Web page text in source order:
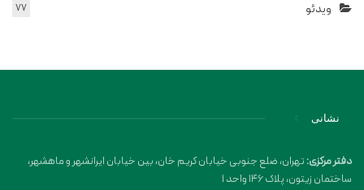
ویدئو 77
نشانی
دفتر مرکزی:تهران، ضلع جنوبی خیابان کریم خان، بین خیابان ایرانشهر و ماهشهر،
ساختمان زیتون، پلاک 146 واحد 1